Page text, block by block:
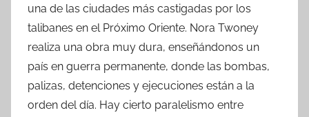
una de las ciudades más castigadas por los
talibanes en el Próximo Oriente. Nora Twoney
realiza una obra muy dura, enseñándonos un
país en guerra permanente, donde las bombas,
palizas, detenciones y ejecuciones están a la
orden del día. Hay cierto paralelismo entre